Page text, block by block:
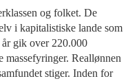
og folket. De
i kapitalistiske lande som
gik over 220.000
massefyringer. Reallønnen
stiger. Inden for